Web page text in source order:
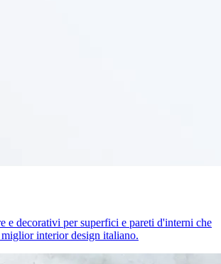
e decorativi per superfici e pareti d'interni che
interior design italiano.